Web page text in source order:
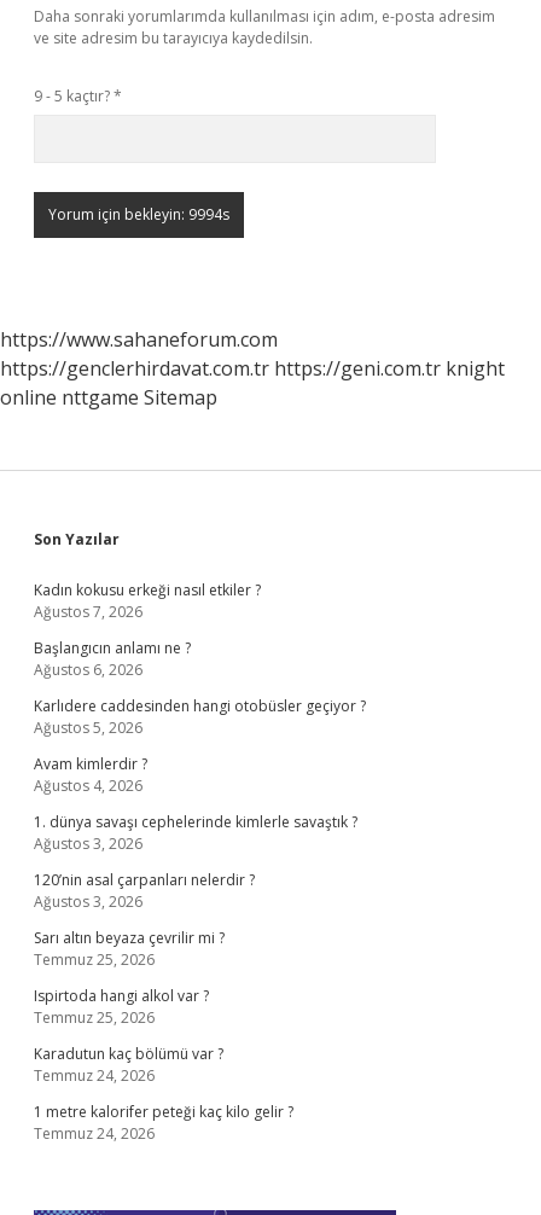
Daha sonraki yorumlarımda kullanılması için adım, e-posta adresim
ve site adresim bu tarayıcıya kaydedilsin.
9 - 5 kaçtır?*
https://www.sahaneforum.com
https://genclerhirdavat.com.tr https://geni.com.tr knight
online nttgame Sitemap
Sidebar
Son Yazılar
Kadın kokusu erkeği nasıl etkiler ?
Ağustos 7, 2026
Başlangıcın anlamı ne ?
Ağustos 6, 2026
Karlıdere caddesinden hangi otobüsler geçiyor ?
Ağustos 5, 2026
Avam kimlerdir ?
Ağustos 4, 2026
1. dünya savaşı cephelerinde kimlerle savaştık ?
Ağustos 3, 2026
120’nin asal çarpanları nelerdir ?
Ağustos 3, 2026
Sarı altın beyaza çevrilir mi ?
Temmuz 25, 2026
Ispirtoda hangi alkol var ?
Temmuz 25, 2026
Karadutun kaç bölümü var ?
Temmuz 24, 2026
1 metre kalorifer peteği kaç kilo gelir ?
Temmuz 24, 2026